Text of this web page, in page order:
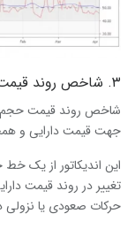
۳. شاخص روند قیمت حجم (Volume Price Trend Indicator)
جهت قیمت دارایی و
این اندیکاتور از یک
تغییر در روند قیمت
حرکات صعودی یا نزولی